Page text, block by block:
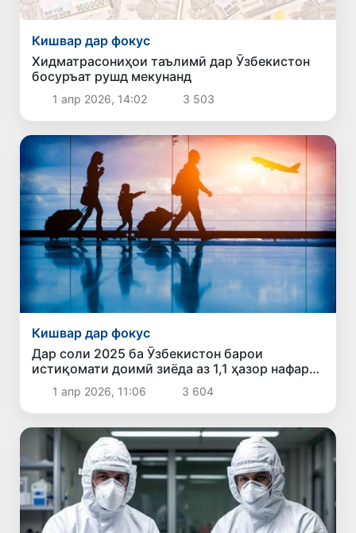
Кишвар дар фокус
Хидматрасониҳои таълимӣ дар Ӯзбекистон
босуръат рушд мекунанд
1 апр 2026, 14:02 3 503
Кишвар дар фокус
Дар соли 2025 ба Ӯзбекистон барои
истиқомати доимӣ зиёда аз 1,1 ҳазор нафар
кӯчиданд
1 апр 2026, 11:06 3 604